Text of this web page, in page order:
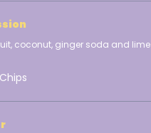
coconut, ginger soda and lime